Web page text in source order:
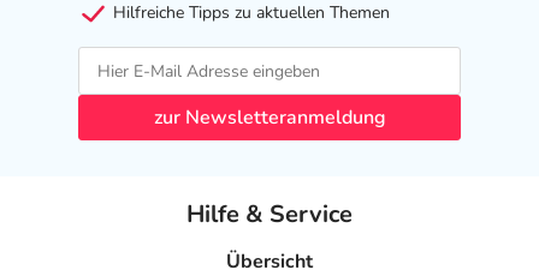
Hilfreiche Tipps zu aktuellen Themen
zur Newsletteranmeldung
Hilfe & Service
Übersicht